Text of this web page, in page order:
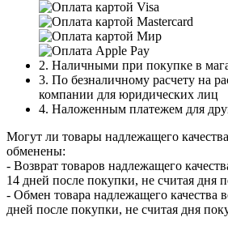
2. Наличными при покупке в
3. По безналичному расчету на
компании для юридических лиц
4. Наложенным платежем для
Могут ли товары надлежащего
обменены:
- Возврат товаров надлежащего
14 дней после покупки, не считая дня
- Обмен товара надлежащего качества
дней после покупки, не считая дня